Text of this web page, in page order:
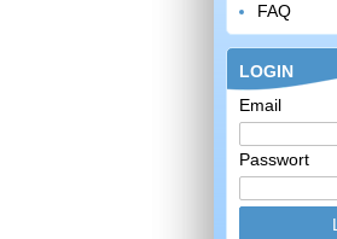
FAQ
LOGIN
Email
Passwort